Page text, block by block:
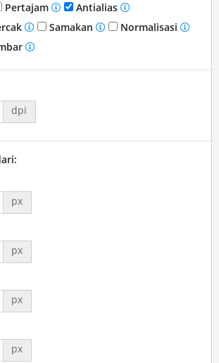
Pertajam
Antialias
Samakan
Normalisasi
dpi
px
px
px
px